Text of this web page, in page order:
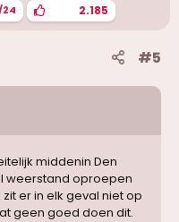
2.185
#5
middenin Den
weerstand oproepen
er in elk geval niet op
geen goed doen dit.